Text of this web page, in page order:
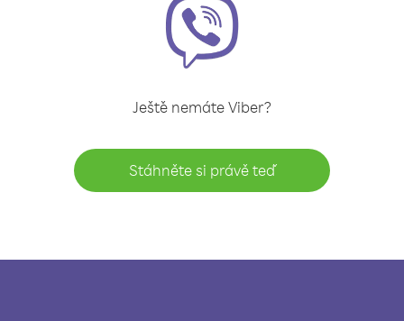
Ještě nemáte Viber?
Stáhněte si právě teď